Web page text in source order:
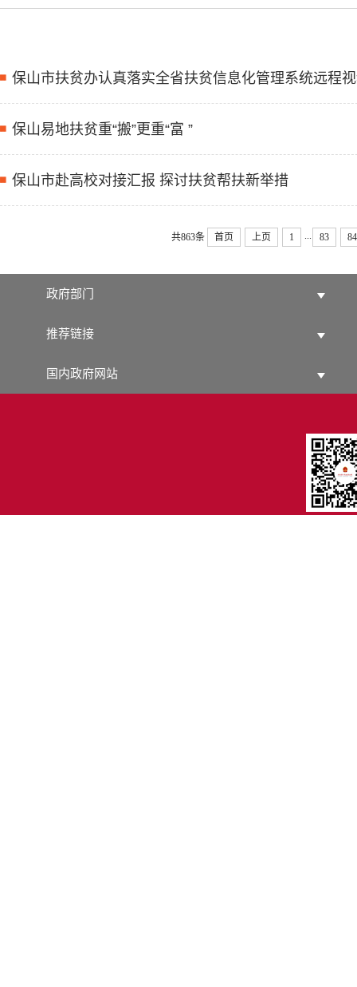
保山市扶贫办认真落实全省扶贫信息化管理系统远程
保山易地扶贫重“搬”更重“富 ”
保山市赴高校对接汇报 探讨扶贫帮扶新举措
共863条 首页 上页 1 ... 83 84